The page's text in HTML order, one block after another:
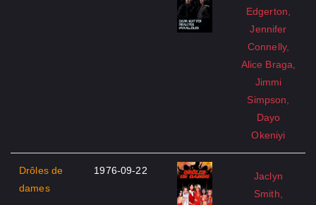
Edgerton,
Jennifer
Connelly,
Alice Braga,
Jimmi
Simpson,
Dayo
Okeniyi
Drôles de
dames
1976-09-22
Jaclyn
Smith,